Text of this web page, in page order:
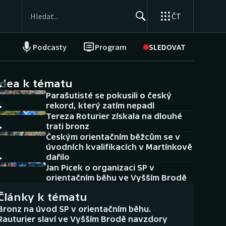
ČT
Podcasty Program SLEDOVAT
NEPŘEHLÉDNĚTE
Historické návraty
Aplikace ČT sport
AZ kvíz
k tématu
Parašutisté se pokusili o český
rekord, který zatím nepadl
Tereza Roturier získala na dlouhé
trati bronz
Českým orientačním běžcům se v
úvodních kvalifikacích v Martínkově
dařilo
Jan Picek o organizaci SP v
orientačním běhu ve Vyšším Brodě
k tématu
na úvod SP v orientačním běhu.
slaví ve Vyšším Brodě navzdory